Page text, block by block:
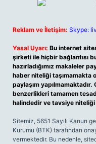
Reklam ve İletişim: Skype:
Yasal Uyarı: Bu internet
şirketi ile hiçbir bağlantısı
hazırladığımız makaleler
haber niteliği taşımamakta
paylaşım
benzerlikleri tamamen
halindedir ve tavsiye niteliği
Sitemiz, 5651 Sayılı Kanun
Kurumu (BTK) tarafından
vermektedir. Bu nedenle,